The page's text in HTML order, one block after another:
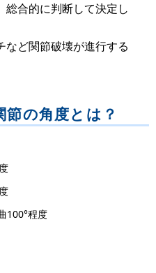
総合的に判断して決定し
など関節破壊が進行する
節の角度とは？
100°程度